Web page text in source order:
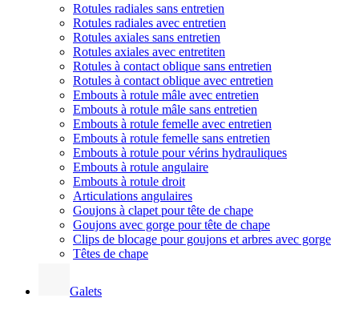
Rotules radiales sans entretien
Rotules radiales avec entretien
Rotules axiales sans entretien
Rotules axiales avec entretiten
Rotules à contact oblique sans entretien
Rotules à contact oblique avec entretien
Embouts à rotule mâle avec entretien
Embouts à rotule mâle sans entretien
Embouts à rotule femelle avec entretien
Embouts à rotule femelle sans entretien
Embouts à rotule pour vérins hydrauliques
Embouts à rotule angulaire
Embouts à rotule droit
Articulations angulaires
Goujons à clapet pour tête de chape
Goujons avec gorge pour tête de chape
Clips de blocage pour goujons et arbres avec gorge
Têtes de chape
Galets